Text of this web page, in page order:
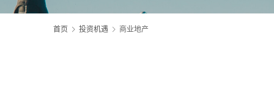
首页 投资机遇 商业地产